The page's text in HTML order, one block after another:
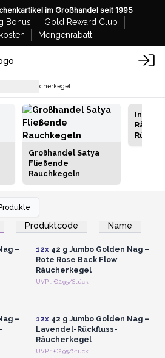
im Großhandel seit 1995
Bonus
Gold Reward Club
Mengenrabatt
Räucherkegel
Großhandel Satya
Fließende
Rauchkegeln
Produktcode Name
–
Registrieren für
Großhandelspreise
12x42 g Jumbo Golden Nag –
Rote Rose Back Flow
Räucherkegel
UVP : €2.95/Stück
–
Anmelden oder
12x42 g Jumbo Golden Nag –
Lavendel-Rückfluss-
Räucherkegel
UVP : €2.95/StückAnmelden oder